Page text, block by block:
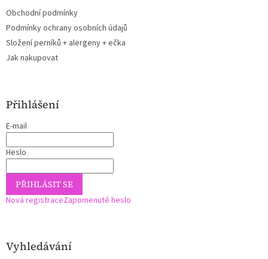
Obchodní podmínky
Podmínky ochrany osobních údajů
Složení perníků + alergeny + ečka
Jak nakupovat
Přihlášení
E-mail
Heslo
PŘIHLÁSIT SE
Nová registraceZapomenuté heslo
Vyhledávání